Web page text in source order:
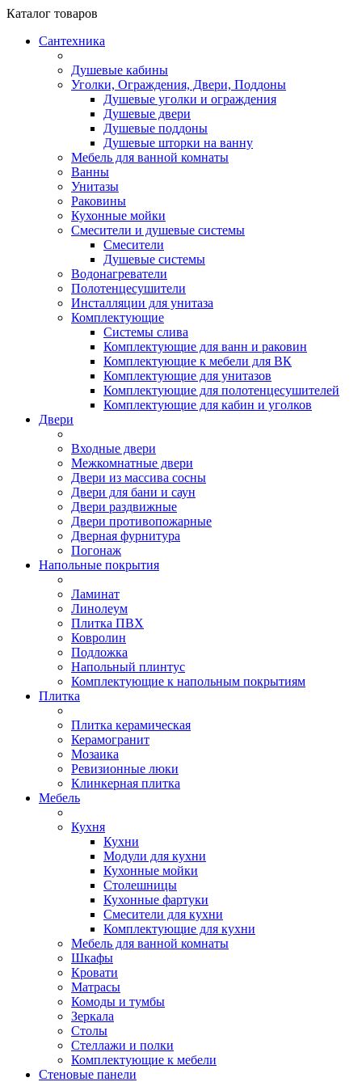
Каталог товаров
Сантехника
Душевые кабины
Уголки, Ограждения, Двери, Поддоны
Душевые уголки и ограждения
Душевые двери
Душевые поддоны
Душевые шторки на ванну
Мебель для ванной комнаты
Ванны
Унитазы
Раковины
Кухонные мойки
Смесители и душевые системы
Смесители
Душевые системы
Водонагреватели
Полотенцесушители
Инсталляции для унитаза
Комплектующие
Системы слива
Комплектующие для ванн и раковин
Комплектующие к мебели для ВК
Комплектующие для унитазов
Комплектующие для полотенцесушителей
Комплектующие для кабин и уголков
Двери
Входные двери
Межкомнатные двери
Двери из массива сосны
Двери для бани и саун
Двери раздвижные
Двери противопожарные
Дверная фурнитура
Погонаж
Напольные покрытия
Ламинат
Линолеум
Плитка ПВХ
Ковролин
Подложка
Напольный плинтус
Комплектующие к напольным покрытиям
Плитка
Плитка керамическая
Керамогранит
Мозаика
Ревизионные люки
Клинкерная плитка
Мебель
Кухня
Кухни
Модули для кухни
Кухонные мойки
Столешницы
Кухонные фартуки
Смесители для кухни
Комплектующие для кухни
Мебель для ванной комнаты
Шкафы
Кровати
Матрасы
Комоды и тумбы
Зеркала
Столы
Стеллажи и полки
Комплектующие к мебели
Стеновые панели